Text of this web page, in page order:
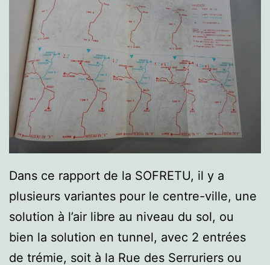
Dans ce rapport de la SOFRETU, il y a
plusieurs variantes pour le centre-ville, une
solution à l’air libre au niveau du sol, ou
bien la solution en tunnel, avec 2 entrées
de trémie, soit à la Rue des Serruriers ou